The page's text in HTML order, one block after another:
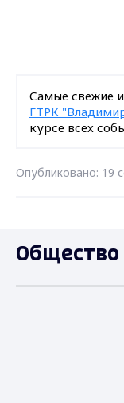
Самые свежие
ГТРК
курсе всех
Опубликовано: 19
Общество